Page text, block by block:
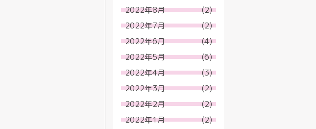
2022年8月
(2)
2022年7月
(2)
2022年6月
(4)
2022年5月
(6)
2022年4月
(3)
2022年3月
(2)
2022年2月
(2)
2022年1月
(2)